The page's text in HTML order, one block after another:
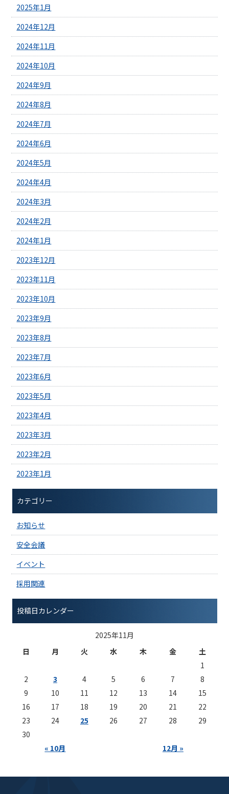
2025年1月
2024年12月
2024年11月
2024年10月
2024年9月
2024年8月
2024年7月
2024年6月
2024年5月
2024年4月
2024年3月
2024年2月
2024年1月
2023年12月
2023年11月
2023年10月
2023年9月
2023年8月
2023年7月
2023年6月
2023年5月
2023年4月
2023年3月
2023年2月
2023年1月
カテゴリー
お知らせ
安全会議
イベント
採用関連
投稿日カレンダー
2025年11月
日
月 火 水 木 金 土
« 10月 12月 »
1
2
3 4 5 6 7
8
9
10 11 12 13 14
15
16
17 18 19 20 21
22
23
24 25 26 27 28
29
30